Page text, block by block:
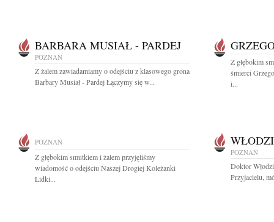
BARBARA MUSIAŁ - PARDEJ
POZNAŃ
Z żalem zawiadamiamy o odejściu z klasowego grona
Barbary Musiał - Pardej Łączymy się w...
Z głębokim
śmierci
i...
POZNAŃ
Z głębokim smutkiem i żalem przyjęliśmy
wiadomość o odejściu Naszej Drogiej Koleżanki
Lidki...
POZNAŃ
Doktor
Przyjacielu,